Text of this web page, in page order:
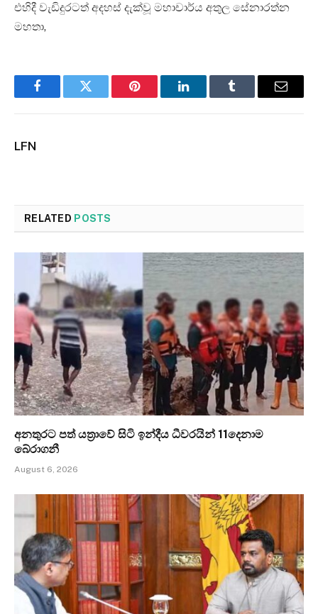
එහිදී වැඩිදුරටත් අදහස් දැක්වූ මහාචාර්ය අතුල සේනාරත්න
මහතා,
FacebookTwitter Pinterest LinkedInTumblr Email
LFN
RELATED POSTS
අනතුරට පත් යත්‍රාවේ සිටි ඉන්දීය ධීවරයින් 11දෙනාම
බේරාගනී
August 6, 2026